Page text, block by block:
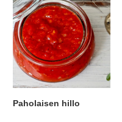
Paholaisen hillo